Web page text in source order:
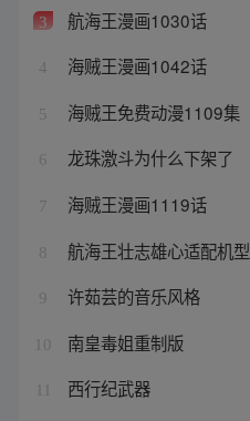
3 航海王漫画1030话
4 海贼王漫画1042话
5 海贼王免费动漫1109集
6 龙珠激斗为什么下架了
7 海贼王漫画1119话
8 航海王壮志雄心适配机型
9 许茹芸的音乐风格
10 南皇毒姐重制版
西行纪武器